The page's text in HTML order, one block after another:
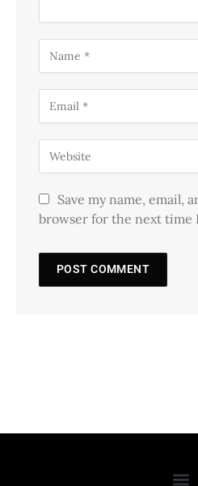
Save my name, email,
browser for the next time